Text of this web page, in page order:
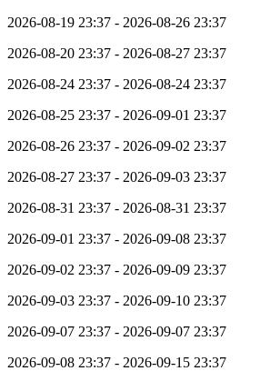
2026-08-19 23:37 - 2026-08-26 23:37
2026-08-20 23:37 - 2026-08-27 23:37
2026-08-24 23:37 - 2026-08-24 23:37
2026-08-25 23:37 - 2026-09-01 23:37
2026-08-26 23:37 - 2026-09-02 23:37
2026-08-27 23:37 - 2026-09-03 23:37
2026-08-31 23:37 - 2026-08-31 23:37
2026-09-01 23:37 - 2026-09-08 23:37
2026-09-02 23:37 - 2026-09-09 23:37
2026-09-03 23:37 - 2026-09-10 23:37
2026-09-07 23:37 - 2026-09-07 23:37
2026-09-08 23:37 - 2026-09-15 23:37